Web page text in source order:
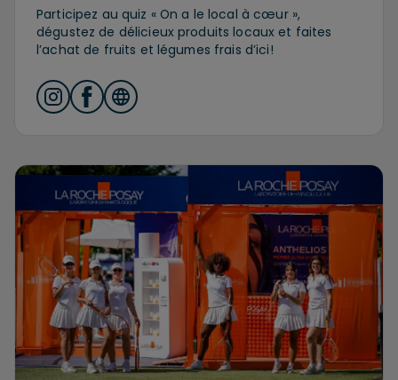
Participez au quiz « On a le local à cœur »,
dégustez de délicieux produits locaux et faites
l’achat de fruits et légumes frais d’ici!